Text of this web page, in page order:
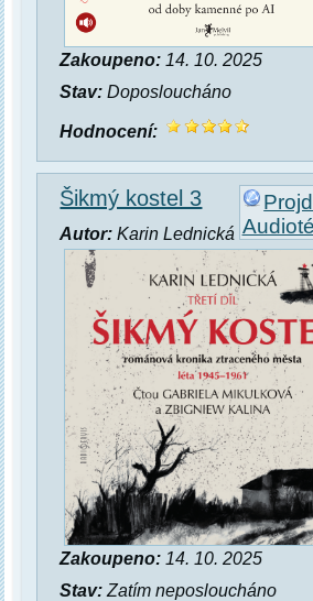
Zakoupeno: 14. 10. 2025
Stav: Doposloucháno
Hodnocení:
Šikmý kostel 3
Autor: Karin Lednická
Zakoupeno: 14. 10. 2025
Stav: Zatím neposloucháno